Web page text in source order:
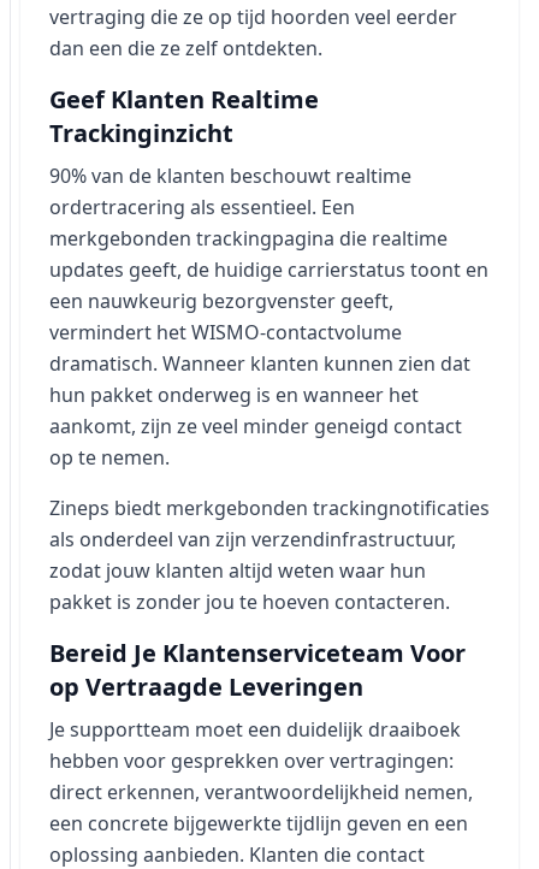
vertraging die ze op tijd hoorden veel eerder
dan een die ze zelf ontdekten.
Geef Klanten Realtime
Trackinginzicht
90% van de klanten beschouwt realtime
ordertracering als essentieel. Een
merkgebonden trackingpagina die realtime
updates geeft, de huidige carrierstatus toont en
een nauwkeurig bezorgvenster geeft,
vermindert het WISMO-contactvolume
dramatisch. Wanneer klanten kunnen zien dat
hun pakket onderweg is en wanneer het
aankomt, zijn ze veel minder geneigd contact
op te nemen.
Zineps biedt merkgebonden trackingnotificaties
als onderdeel van zijn verzendinfrastructuur,
zodat jouw klanten altijd weten waar hun
pakket is zonder jou te hoeven contacteren.
Bereid Je Klantenserviceteam Voor
op Vertraagde Leveringen
Je supportteam moet een duidelijk draaiboek
hebben voor gesprekken over vertragingen:
direct erkennen, verantwoordelijkheid nemen,
een concrete bijgewerkte tijdlijn geven en een
oplossing aanbieden. Klanten die contact